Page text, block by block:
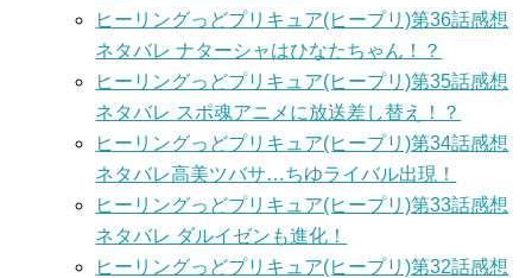
ヒーリングっどプリキュア(ヒープリ)第36話感想
ネタバレ ナターシャはひなたちゃん！？
ヒーリングっどプリキュア(ヒープリ)第35話感想
ネタバレ スポ魂アニメに放送差し替え！？
ヒーリングっどプリキュア(ヒープリ)第34話感想
ネタバレ高美ツバサ…ちゆライバル出現！
ヒーリングっどプリキュア(ヒープリ)第33話感想
ネタバレ ダルイゼンも進化！
ヒーリングっどプリキュア(ヒープリ)第32話感想